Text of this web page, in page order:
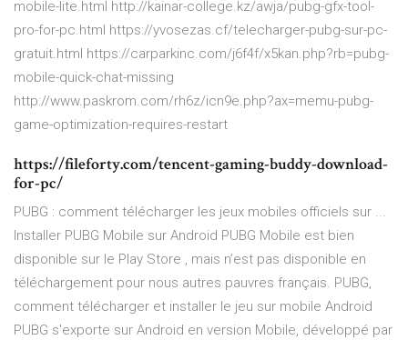
mobile-lite.html http://kainar-college.kz/awja/pubg-gfx-tool-
pro-for-pc.html https://yvosezas.cf/telecharger-pubg-sur-pc-
gratuit.html https://carparkinc.com/j6f4f/x5kan.php?rb=pubg-
mobile-quick-chat-missing
http://www.paskrom.com/rh6z/icn9e.php?ax=memu-pubg-
game-optimization-requires-restart
https://fileforty.com/tencent-gaming-buddy-download-
for-pc/
PUBG : comment télécharger les jeux mobiles officiels sur ...
Installer PUBG Mobile sur Android PUBG Mobile est bien
disponible sur le Play Store , mais n’est pas disponible en
téléchargement pour nous autres pauvres français. PUBG,
comment télécharger et installer le jeu sur mobile Android
PUBG s'exporte sur Android en version Mobile, développé par